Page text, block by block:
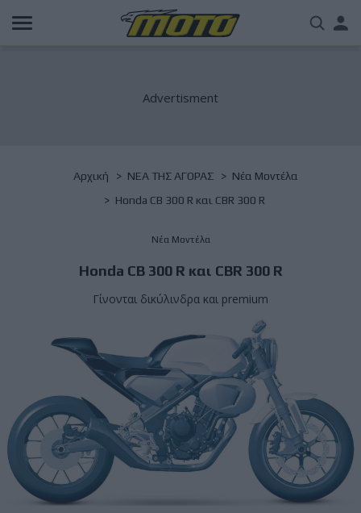
Παράκαμψη
προς
Breadcrumb
Αρχική NΕΑ ΤΗΣ ΑΓΟΡΑΣ
Νέα Μοντέλα
Honda CB 300 R και CBR 300 R
Νέα Μοντέλα
Honda CB 300 R και CBR 300 R
Γίνονται δικύλινδρα και premium